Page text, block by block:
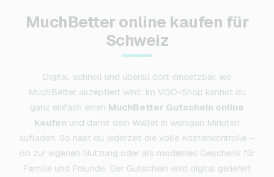
MuchBetter online kaufen für
Schweiz
Digital, schnell und überall dort einsetzbar, wo
MuchBetter akzeptiert wird: Im VGO-Shop kannst du
ganz einfach einen MuchBetter Gutschein online
kaufen und damit dein Wallet in wenigen Minuten
aufladen. So hast du jederzeit die volle Kostenkontrolle –
ob zur eigenen Nutzung oder als modernes Geschenk für
Familie und Freunde. Der Gutschein wird digital geliefert